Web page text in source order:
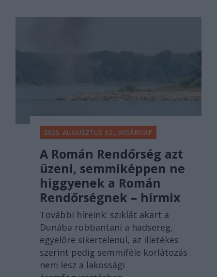
2026. AUGUSZTUS 02., VASÁRNAP
A Román Rendőrség azt
üzeni, semmiképpen ne
higgyenek a Román
Rendőrségnek – hírmix
További híreink: sziklát akart a
Dunába robbantani a hadsereg,
egyelőre sikertelenül, az illetékes
szerint pedig semmiféle korlátozás
nem lesz a lakossági